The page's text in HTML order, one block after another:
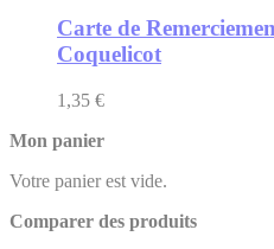
Carte de
Coquelicot
1,35 €
Mon panier
Votre panier est vide.
Comparer des produits